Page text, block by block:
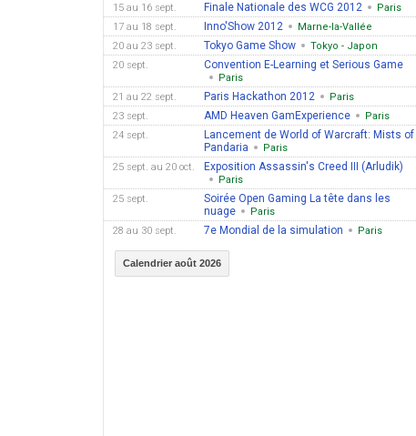
15 au 16 sept.
Finale Nationale des WCG 2012
Paris
17 au 18 sept.
Inno'Show 2012
Marne-la-Vallée
20 au 23 sept.
Tokyo Game Show
Tokyo - Japon
20 sept.
Convention E-Learning et Serious Game
Paris
21 au 22 sept.
Paris Hackathon 2012
Paris
23 sept.
AMD Heaven GamExperience
Paris
24 sept.
Lancement de World of Warcraft: Mists of
Pandaria
Paris
25 sept. au 20 oct.
Exposition Assassin's Creed III (Arludik)
Paris
25 sept.
Soirée Open Gaming La tête dans les
nuage
Paris
28 au 30 sept.
7e Mondial de la simulation Paris
Calendrier août 2026